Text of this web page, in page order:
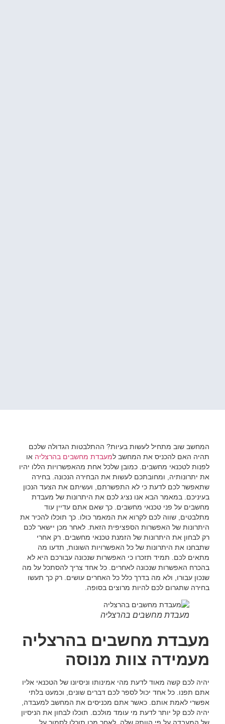
המחשב שוב מתחיל לעשות בעיות? ההתלבטות הגדולה שלכם
תהיה האם להכניס את המחשב למעבדת מחשבים בהרצליה או
לפנות לטכנאי מחשבים. כמובן שלכל אחת מהאפשרויות הללו יהיו
את יתרונותיה, ומחובתכם לעשות את הבחירה הנכונה. בחירה
שתאפשר לכם לדעת כי לא התפשרתם, ועשיתם את הצעד הנכון
בעיניכם. במאמר הבא אנו נציג לכם את היתרונות של מעבדת
מחשבים על פני טכנאי מחשבים. כך שאם אתם עדיין עוד
מתלבטים, שווה לכם לקרוא את המאמר כולו. כך תוכלו להכיר את
היתרונות של האפשרות הספציפית הזאת. לאחר מכן יישאר לכם
רק לבחון את היתרונות של הזמנת טכנאי מחשבים. רק אחרי
שתבחנו את היתרונות של כל האפשרויות השונות, תדעו מה
מתאים לכם. תמיד תזכרו כי האפשרות שנכונה עבורכם היא לא
בהכרח האפשרות שנכונה לאחרים. כל אחד צריך להסתכל על מה
שנכון עבורו, ולא מה בדרך כלל כל האחרים עושים. רק כך תעשו
בחירה שתגרום לכם להיות מרוצים בסופה.
מעבדת מחשבים בהרצליה
מעבדת מחשבים בהרצליה
מעמידה צוות מנוסה
יהיה לכם קשה מאוד לדעת מהי אמינותו וניסיונו של הטכנאי אליו
אתם תפנו. כל אחד יכול לספר לכם דברים שונים, וכמעט בלתי
אפשרי לאמת אותם. כאשר אתם מכניסים את המחשב למעבדה,
יהיה לכם קל יותר לדעת מי עומד מולכם. תוכלו לבחון את הניסיון